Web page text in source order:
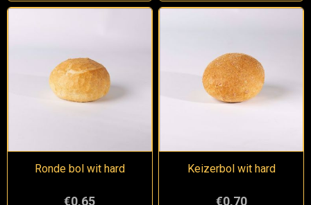
Ronde bol wit hard
€0,65
Keizerbol wit hard
€0,70